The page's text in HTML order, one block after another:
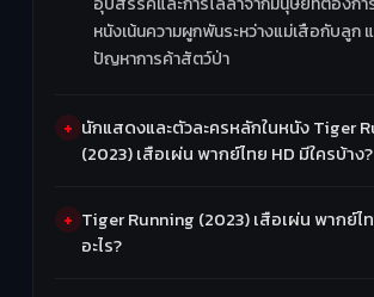
หนังเน้นความผูกพันระหว่างแม่เสือกับลูก
ปัญหาการค้าสัตว์ป่า
นักแสดงและตัวละครหลักในหนัง Tiger
(2023) เสือเผ่น พากย์ไทย HD มีใครบ้าง?
Tiger Running (2023) เสือเผ่น พากย์ไ
อะไร?